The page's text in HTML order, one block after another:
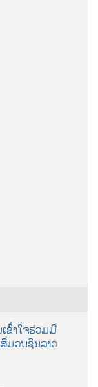
ຂົ້າໃຈຮ່ວມມື
ມວນຊົນລາວ